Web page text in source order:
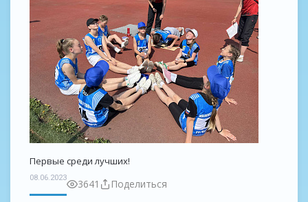
Первые среди лучших!
08.06.2023 3641 Поделиться